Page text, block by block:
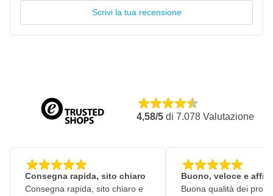
Scrivi la tua recensione
4,58/5 di 7.078 Valutazione
Consegna rapida, sito chiaro
Consegna rapida, sito chiaro e
Buono, veloce e
Buona qualità dei